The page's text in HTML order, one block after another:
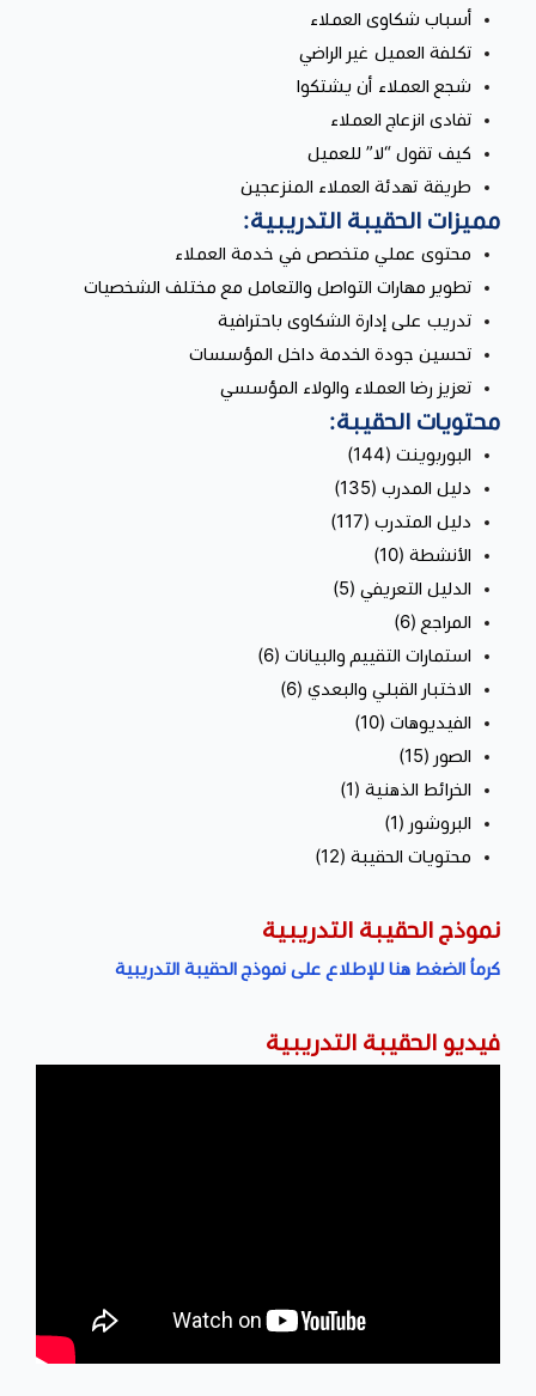
أسباب شكاوى العملاء
تكلفة العميل غير الراضي
شجع العملاء أن يشتكوا
تفادى انزعاج العملاء
كيف تقول “لا” للعميل
طريقة تهدئة العملاء المنزعجين
مميزات الحقيبة التدريبية:
محتوى عملي متخصص في خدمة العملاء
تطوير مهارات التواصل والتعامل مع مختلف الشخصيات
تدريب على إدارة الشكاوى باحترافية
تحسين جودة الخدمة داخل المؤسسات
تعزيز رضا العملاء والولاء المؤسسي
محتويات الحقيبة:
البوربوينت (144)
دليل المدرب (135)
دليل المتدرب (117)
الأنشطة (10)
الدليل التعريفي (5)
المراجع (6)
استمارات التقييم والبيانات (6)
الاختبار القبلي والبعدي (6)
الفيديوهات (10)
الصور (15)
الخرائط الذهنية (1)
البروشور (1)
محتويات الحقيبة (12)
نموذج الحقيبة التدريبية
كرماُ الضغط هنا للإطلاع على نموذج الحقيبة التدريبية
فيديو الحقيبة التدريبية